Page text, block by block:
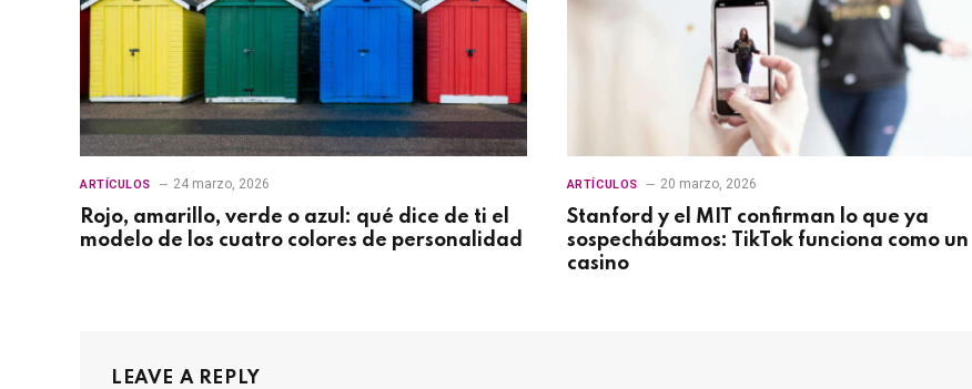
ARTÍCULOS 24 marzo, 2026
Rojo, amarillo, verde o azul: qué dice de ti el
modelo de los cuatro colores de personalidad
ARTÍCULOS 20 marzo, 2026
Stanford y el MIT confirman lo que ya
sospechábamos: TikTok funciona como un
casino
LEAVE A REPLY